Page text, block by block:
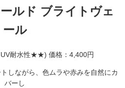
ルド ブライトヴェ
ール
UV耐水性★★) 価格：4, 400円
しながら、 色ムラや赤みを自然にカ
バーし